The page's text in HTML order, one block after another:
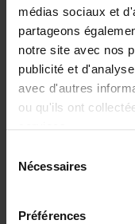
médias sociaux et
partageons
notre site avec nos
publicité et
avec d'autres
ou qu'ils ont
Nécessaires
Préférences